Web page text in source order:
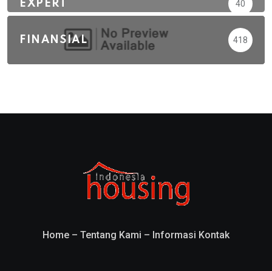
EXPERT 40
FINANSIAL 418
Home – Tentang Kami – Informasi Kontak